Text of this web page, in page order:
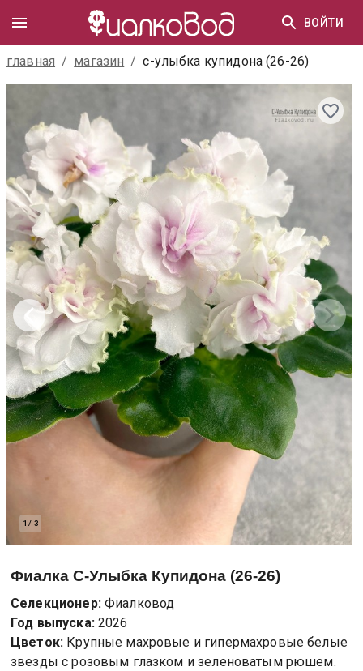
ВОЙТИ
главная / магазин / с-улыбка купидона (26-26)
1 / 3
Фиалка С-Улыбка Купидона (26-26)
Селекционер: Фиалковод
Год выпуска: 2026
Цветок: Крупные махровые и гипермахровые белые
звезды с розовым глазком и зеленоватым рюшем.